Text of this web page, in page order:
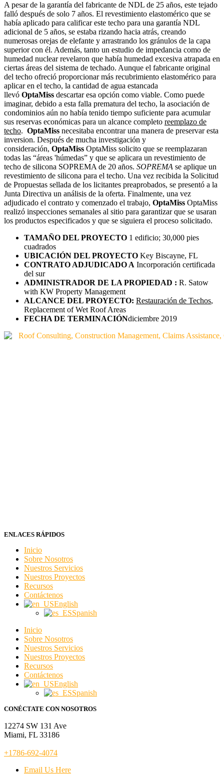
A pesar de la garantía del fabricante de NDL de 25 años, este tejado
falló después de solo 7 años. El revestimiento elastomérico que se
había aplicado para calificar este techo para una garantía NDL
adicional de 5 años, se estaba rizando hacia atrás, creando
numerosas orejas de elefante y arrastrando los gránulos de la capa
superior con él. Además, tanto un estudio de impedancia como de
humedad nuclear revelaron que había humedad excesiva atrapada en
ciertas áreas del sistema de techado. Aunque el fabricante original
del techo ofreció proporcionar más recubrimiento elastomérico para
aplicar en el techo, la cantidad de agua estancada
llevó OptaMiss descartar esa opción como viable. Como puede
imaginar, debido a esta falla prematura del techo, la asociación de
condominios aún no había tenido tiempo suficiente para acumular
sus reservas económicas para un alcance completo reemplazo de
techo. OptaMiss necesitaba encontrar una manera de preservar esta
inversion. Después de mucha investigación y
consideración, OptaMiss OptaMiss solicito que se reemplazaran
todas las “áreas 'húmedas” y que se aplicara un revestimiento de
techo de silicona SOPREMA de 20 años. SOPREMA se aplique un
revestimiento de silicona para el techo. Una vez recibida la Solicitud
de Propuestas sellada de los licitantes preaprobados, se presentó a la
Junta Directiva un análisis de la oferta. Finalmente, una vez
adjudicado el contrato y comenzado el trabajo, OptaMiss OptaMiss
realizó inspecciones semanales al sitio para garantizar que se usaran
los productos especificados y que se siguiera el proceso solicitado.
TAMAÑO DEL PROYECTO 1 edificio; 30,000 pies
cuadrados
UBICACIÓN DEL PROYECTO Key Biscayne, FL
CONTRATO ADJUDICADO A Incorporación certificada
del sur
ADMINISTRADOR DE LA PROPIEDAD : R. Satow
with KW Property Management
ALCANCE DEL PROYECTO: Restauración de Techos,
Replacement of Wet Roof Areas
FECHA DE TERMINACIÓNdiciembre 2019
ENLACES RÁPIDOS
Inicio
Sobre Nosotros
Nuestros Servicios
Nuestros Proyectos
Recursos
Contáctenos
English
Spanish
Inicio
Sobre Nosotros
Nuestros Servicios
Nuestros Proyectos
Recursos
Contáctenos
English
Spanish
CONÉCTATE CON NOSOTROS
12274 SW 131 Ave
Miami, FL 33186
+1786-692-4074
Email Us Here